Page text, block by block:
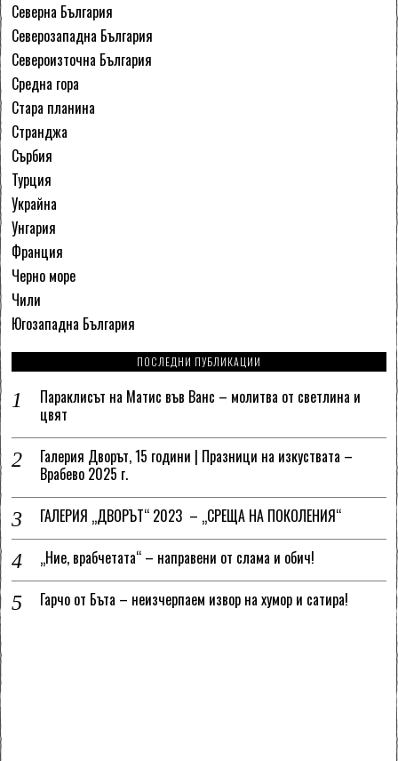
Северна България
Северозападна България
Североизточна България
Средна гора
Стара планина
Странджа
Сърбия
Турция
Украйна
Унгария
Франция
Черно море
Чили
Югозападна България
ПОСЛЕДНИ ПУБЛИКАЦИИ
Параклисът на Матис във Ванс – молитва от светлина и
цвят
Галерия Дворът, 15 години | Празници на изкуствата –
Врабево 2025 г.
ГАЛЕРИЯ „ДВОРЪТ“ 2023 – „СРЕЩА НА ПОКОЛЕНИЯ“
„Ние, врабчетата“ – направени от слама и обич!
Гарчо от Бъта – неизчерпаем извор на хумор и сатира!